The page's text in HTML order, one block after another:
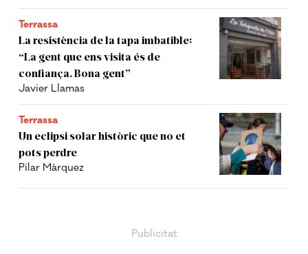
Terrassa
La resistència de la tapa imbatible:
“La gent que ens visita és de
confiança. Bona gent”
Javier Llamas
Terrassa
Un eclipsi solar històric que no et
pots perdre
Pilar Màrquez